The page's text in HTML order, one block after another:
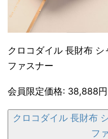
クロコダイル 長財布
ファスナー
会員限定価格: 38,888
クロコダイル 長財布
フ